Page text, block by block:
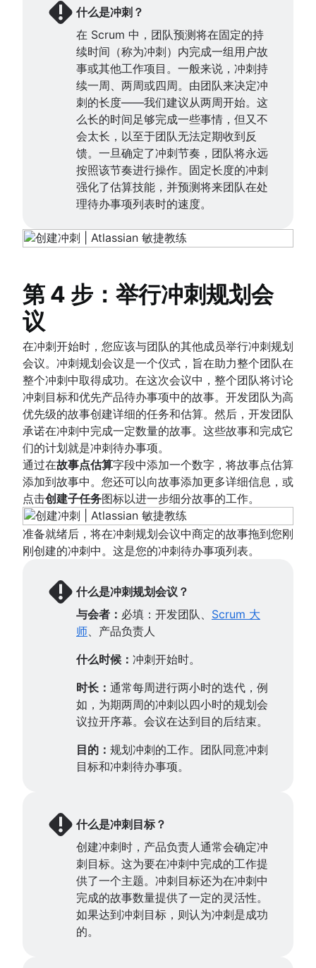
什么是冲刺？
在 Scrum 中，团队预测将在固定的持
续时间（称为冲刺）内完成一组用户故
事或其他工作项目。一般来说，冲刺持
续一周、两周或四周。由团队来决定冲
刺的长度——我们建议从两周开始。这
么长的时间足够完成一些事情，但又不
会太长，以至于团队无法定期收到反
馈。一旦确定了冲刺节奏，团队将永远
按照该节奏进行操作。固定长度的冲刺
强化了估算技能，并预测将来团队在处
理待办事项列表时的速度。
第 4 步：举行冲刺规划会
议
在冲刺开始时，您应该与团队的其他成员举行冲刺规划
会议。冲刺规划会议是一个仪式，旨在助力整个团队在
整个冲刺中取得成功。在这次会议中，整个团队将讨论
冲刺目标和优先产品待办事项中的故事。开发团队为高
优先级的故事创建详细的任务和估算。然后，开发团队
承诺在冲刺中完成一定数量的故事。这些故事和完成它
们的计划就是冲刺待办事项。
通过在故事点估算字段中添加一个数字，将故事点估算
添加到故事中。您还可以向故事添加更多详细信息，或
点击创建子任务图标以进一步细分故事的工作。
准备就绪后，将在冲刺规划会议中商定的故事拖到您刚
刚创建的冲刺中。这是您的冲刺待办事项列表。
什么是冲刺规划会议？
与会者： 必填：开发团队、 Scrum 大
师 、产品负责人
什么时候： 冲刺开始时。
时长： 通常每周进行两小时的迭代，例
如，为期两周的冲刺以四小时的规划会
议拉开序幕。会议在达到目的后结束。
目的： 规划冲刺的工作。团队同意冲刺
目标和冲刺待办事项。
什么是冲刺目标？
创建冲刺时，产品负责人通常会确定冲
刺目标。这为要在冲刺中完成的工作提
供了一个主题。冲刺目标还为在冲刺中
完成的故事数量提供了一定的灵活性。
如果达到冲刺目标，则认为冲刺是成功
的。